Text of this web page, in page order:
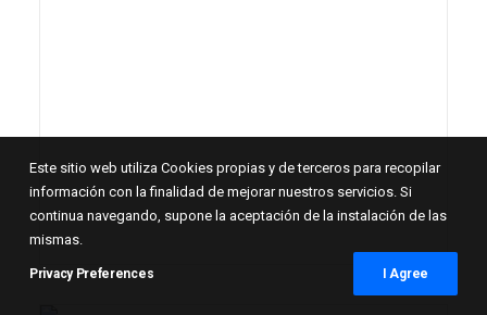
Este sitio web utiliza Cookies propias y de terceros para recopilar
información con la finalidad de mejorar nuestros servicios. Si
continua navegando, supone la aceptación de la instalación de las
mismas.
Privacy Preferences I Agree